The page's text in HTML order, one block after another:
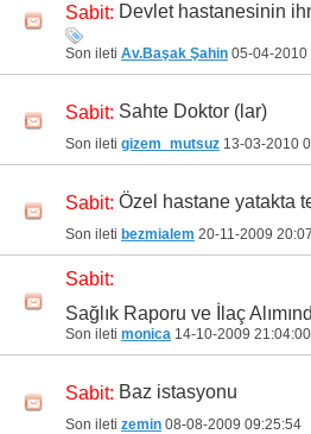
Sabit: Devlet hastanesinin
Son ileti Av.Başak Şahin 05-04-2010
Sabit: Sahte Doktor (lar)
Son ileti gizem_mutsuz 13-03-2010
Sabit: Özel hastane yatakta
Son ileti bezmialem 20-11-2009
Sabit:
Sağlık Raporu ve İlaç
Son ileti monica 14-10-2009 21:04:00
Sabit: Baz istasyonu
Son ileti zemin 08-08-2009 09:25:54